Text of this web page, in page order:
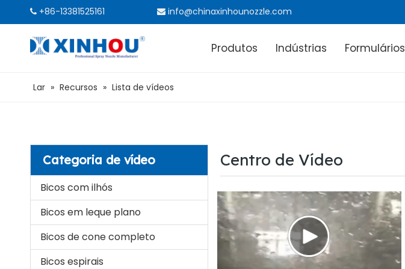
 +86-13381525161  info@chinaxinhounozzle.com
Produtos Indústrias Formulários
Lar » Recursos » Lista de vídeos
Categoria de vídeo
Bicos com ilhós
Bicos em leque plano
Bicos de cone completo
Bicos espirais
Centro de Vídeo